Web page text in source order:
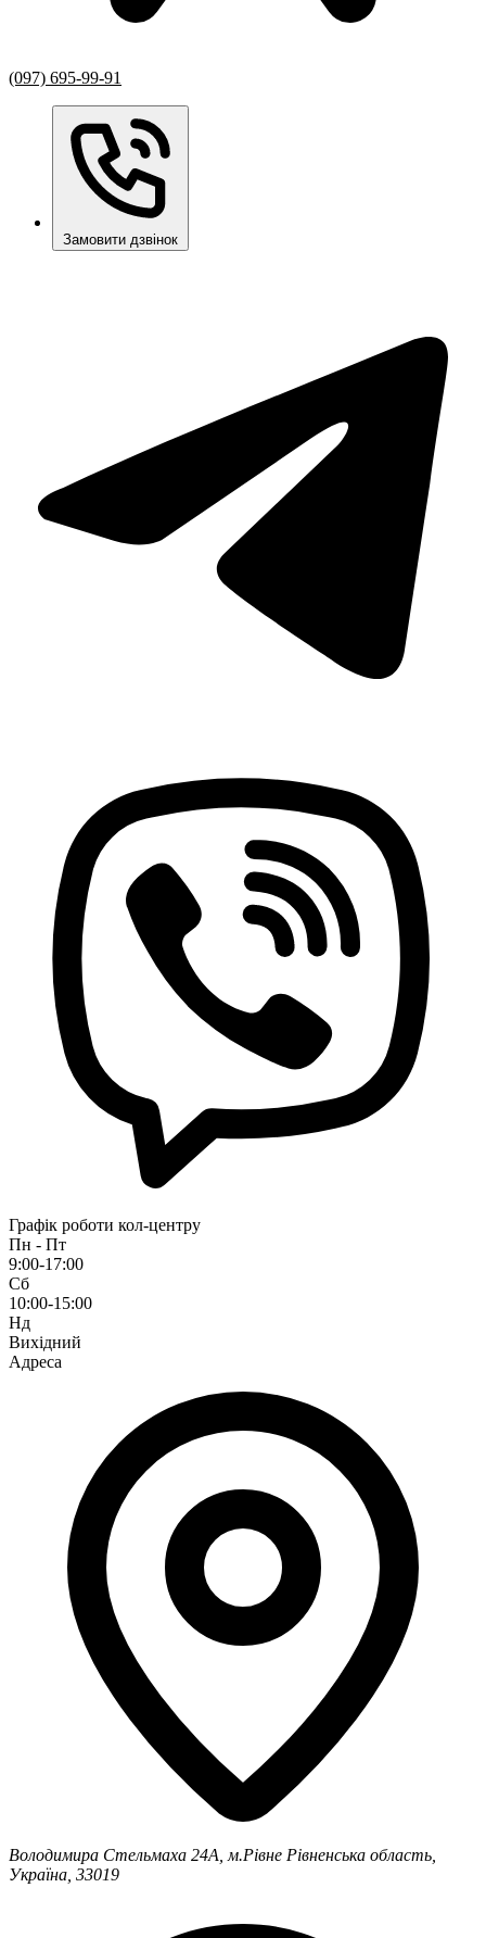
(097) 695-99-91
Замовити дзвінок
Графік роботи кол-центру
Пн - Пт
9:00-17:00
Сб
10:00-15:00
Нд
Вихідний
Адреса
Володимира Стельмаха 24А, м.Рівне Рівненська область,
Україна, 33019